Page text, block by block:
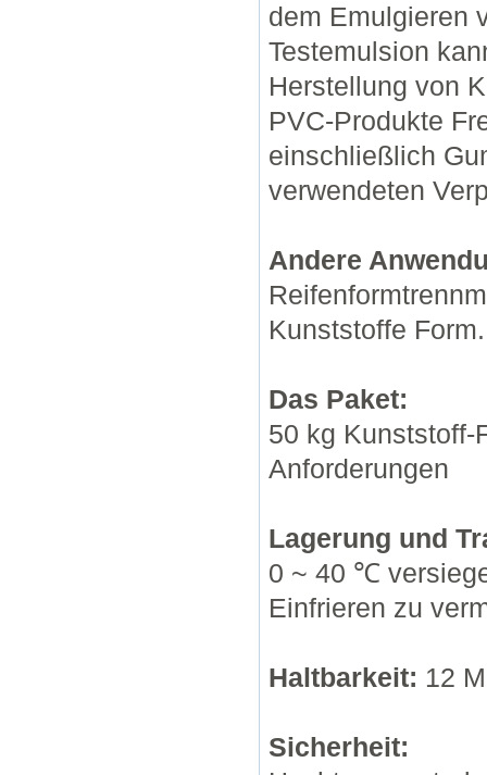
dem Emulgieren
Testemulsion
Herstellung von
PVC-Produkte
einschließlich
verwendeten
Andere
Kunststoffe Form.
Das Paket:
50 kg Kunststoff-
Anforderungen
Lagerung und
0 ~ 40 ℃
Einfrieren zu
Haltbarkeit: 12
Sicherheit: